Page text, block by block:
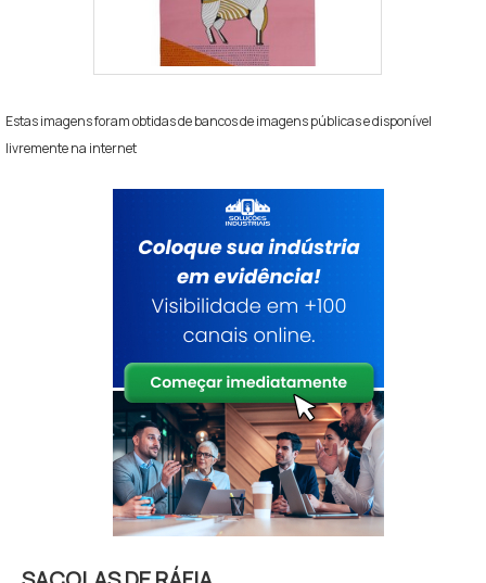
Estas imagens foram obtidas de bancos de imagens públicas e disponível
livremente na internet